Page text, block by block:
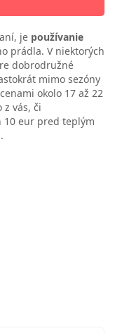
je používanie
prádla. V niektorých
dobrodružné
mimo sezóny
okolo 17 až 22
z vás, či
10 eur pred teplým